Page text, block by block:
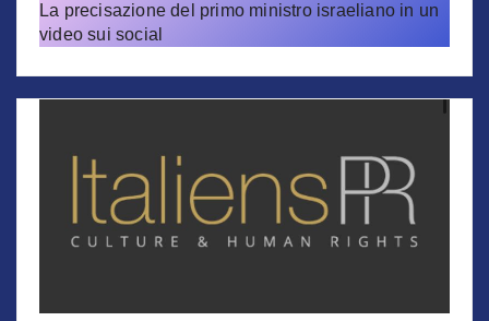
La precisazione del primo ministro israeliano in un
video sui social